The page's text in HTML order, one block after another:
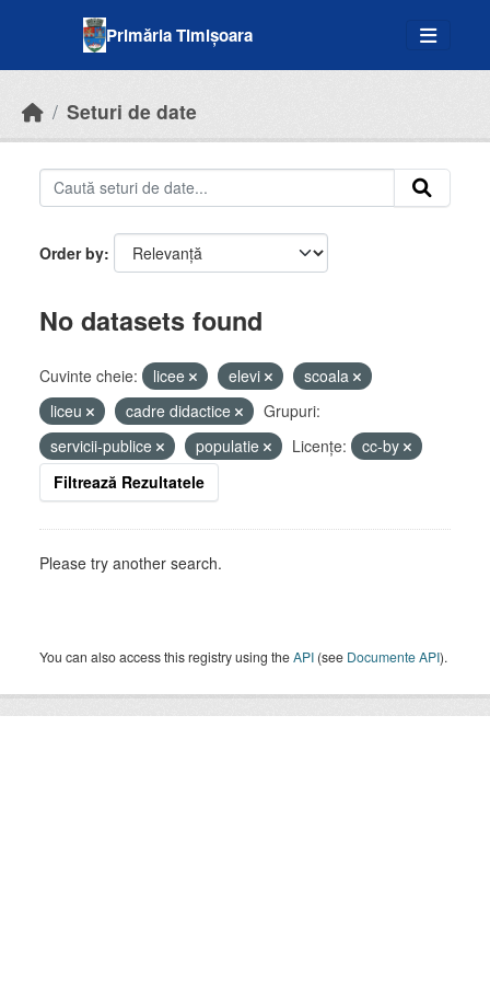
Primăria Timișoara
Seturi de date
Order by
No datasets found
Cuvinte cheie: licee elevi
scoala
liceu
cadre didactice
Grupuri:
servicii-publice
populatie Licenţe:
cc-by
Filtrează Rezultatele
Please try another search.
You can also access this registry using theAPI (see Documente API).